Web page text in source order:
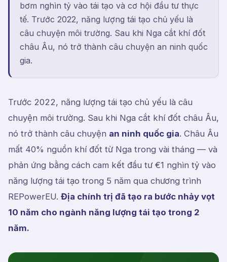
bơm nghìn tỷ vào tái tạo và cơ hội đầu tư thực
tế. Trước 2022, năng lượng tái tạo chủ yếu là
câu chuyện môi trường. Sau khi Nga cắt khí đốt
châu Âu, nó trở thành câu chuyện an ninh quốc
gia.
Trước 2022, năng lượng tái tạo chủ yếu là câu
chuyện môi trường. Sau khi Nga cắt khí đốt châu Âu,
nó trở thành câu chuyện an ninh quốc gia. Châu Âu
mất 40% nguồn khí đốt từ Nga trong vài tháng — và
phản ứng bằng cách cam kết đầu tư €1 nghìn tỷ vào
năng lượng tái tạo trong 5 năm qua chương trình
REPowerEU. Địa chính trị đã tạo ra bước nhảy vọt
10 năm cho ngành năng lượng tái tạo trong 2
năm.